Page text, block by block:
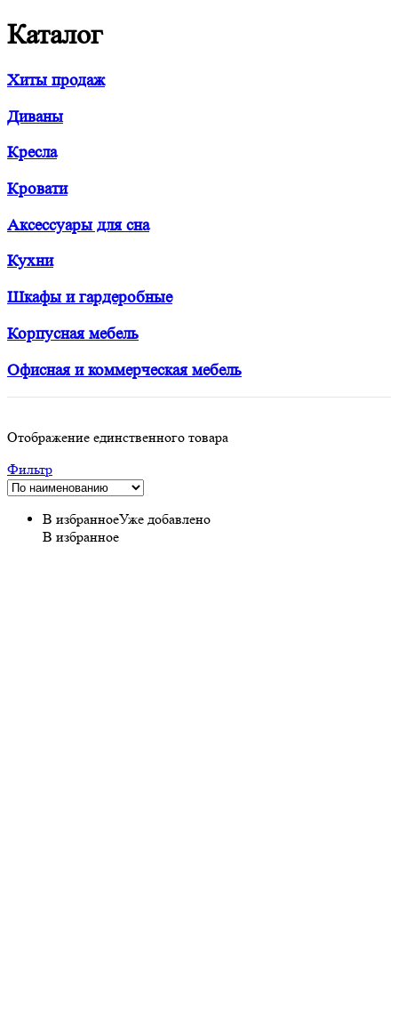
Каталог
Хиты продаж
Диваны
Кресла
Кровати
Аксессуары для сна
Кухни
Шкафы и гардеробные
Корпусная мебель
Офисная и коммерческая мебель
Отображение единственного товара
Фильтр
В избранноеУже добавлено
В избранное